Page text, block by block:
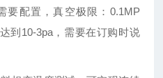
要配置，真空极限：0.1MP
到10-3pa，需要在订购时说